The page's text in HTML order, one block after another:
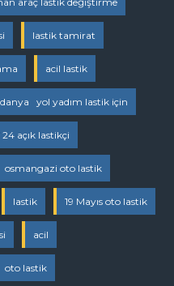
lastik tamirat
acil lastik
yol yadım lastik için
24 açık lastikçi
osmangazi oto lastik
lastik 19 Mayıs oto lastik
acil
oto lastik